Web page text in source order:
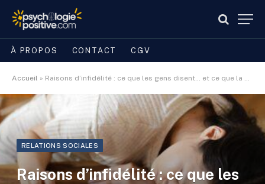
À PROPOS CONTACT CGV
Accueil » Raisons d’infidélité : ce que les gens disent… et ce que la psychologie révèle vraiment
RELATIONS SOCIALES
Raisons d’infidélité : ce que les